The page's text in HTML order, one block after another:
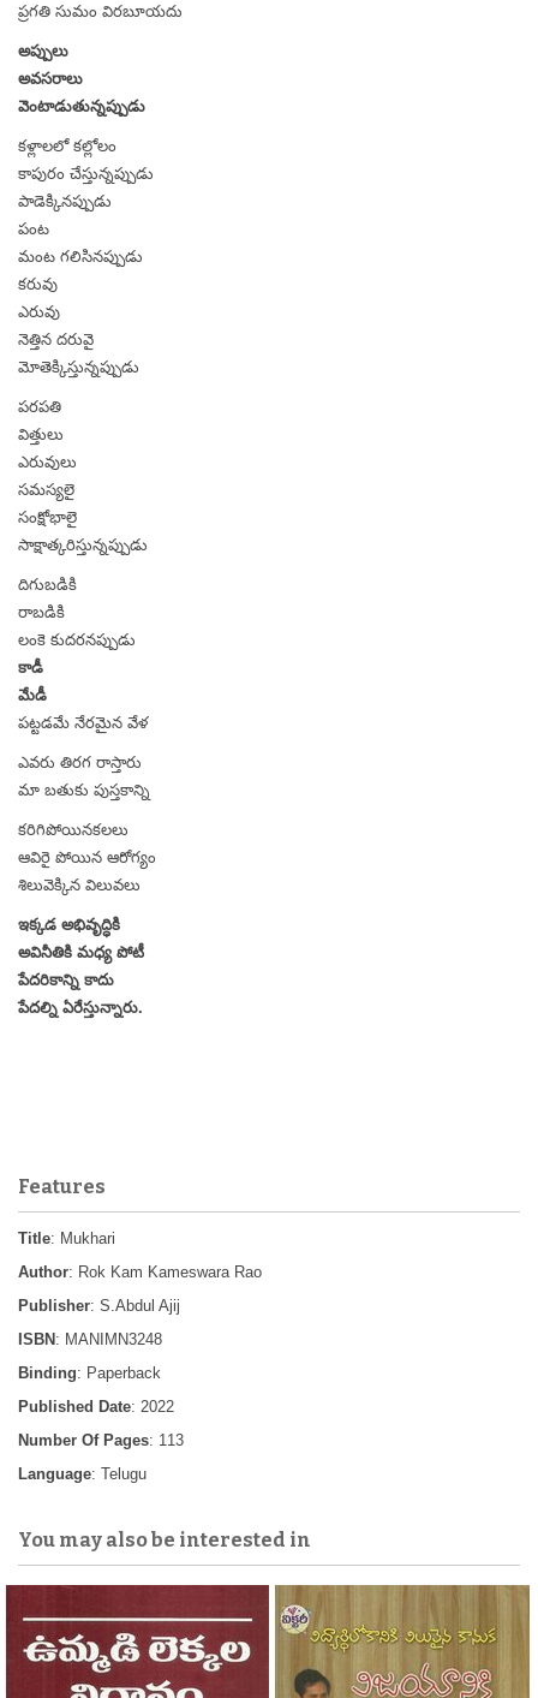
ప్రగతి సుమం విరబూయదు
అప్పులు
అవసరాలు
వెంటాడుతున్నప్పుడు
కళ్లాలలో కల్లోలం
కాపురం చేస్తున్నప్పుడు
పాడెక్కినప్పుడు
పంట
మంట గలిసినప్పుడు
కరువు
ఎరువు
నెత్తిన దరువై
మోతెక్కిస్తున్నప్పుడు
పరపతి
విత్తులు
ఎరువులు
సమస్యలై
సంక్షోభాలై
సాక్షాత్కరిస్తున్నప్పుడు
దిగుబడికి
రాబడికి
లంకె కుదరనప్పుడు
కాడీ
మేడీ
పట్టడమే నేరమైన వేళ
ఎవరు తిరగ రాస్తారు
మా బతుకు పుస్తకాన్ని
కరిగిపోయినకలలు
ఆవిరై పోయిన ఆరోగ్యం
శిలువెక్కిన విలువలు
ఇక్కడ అభివృద్ధికి
అవినీతికి మధ్య పోటీ
పేదరికాన్ని కాదు
పేదల్ని ఏరేస్తున్నారు.
Features
Title: Mukhari
Author: Rok Kam Kameswara Rao
Publisher: S.Abdul Ajij
ISBN : MANIMN3248
Binding: Paperback
Published Date: 2022
Number Of Pages: 113
Language: Telugu
You may also be interested in